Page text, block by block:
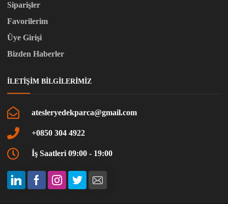
Siparişler
Favorilerim
Üye Girişi
Bizden Haberler
İLETIŞIM BILGILERIMIZ
atesleryedekparca@gmail.com
+0850 304 4922
İş Saatleri 09:00 - 19:00